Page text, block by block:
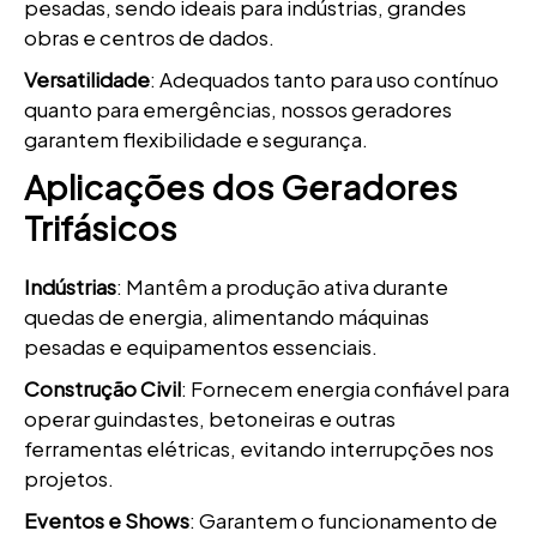
pesadas, sendo ideais para indústrias, grandes
obras e centros de dados.
Versatilidade: Adequados tanto para uso contínuo
quanto para emergências, nossos geradores
garantem flexibilidade e segurança.
Aplicações dos Geradores
Trifásicos
Indústrias: Mantêm a produção ativa durante
quedas de energia, alimentando máquinas
pesadas e equipamentos essenciais.
Construção Civil: Fornecem energia confiável para
operar guindastes, betoneiras e outras
ferramentas elétricas, evitando interrupções nos
projetos.
Eventos e Shows: Garantem o funcionamento de